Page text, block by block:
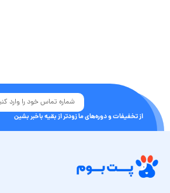
از تخفیفات و دوره‌های ما زودتر از بقیه باخبر بشین